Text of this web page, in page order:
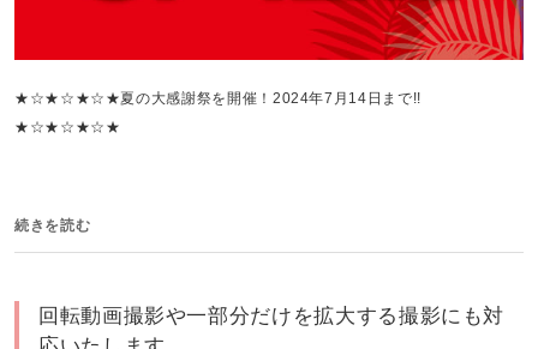
★☆★☆★☆★夏の大感謝祭を開催！2024年7月14日まで!!
★☆★☆★☆★
続きを読む
回転動画撮影や一部分だけを拡大する撮影にも対